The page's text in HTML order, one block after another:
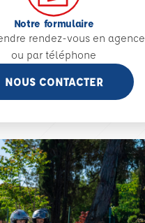
Notre formulaire
rendez-vous en agence
ou par téléphone
NOUS CONTACTER